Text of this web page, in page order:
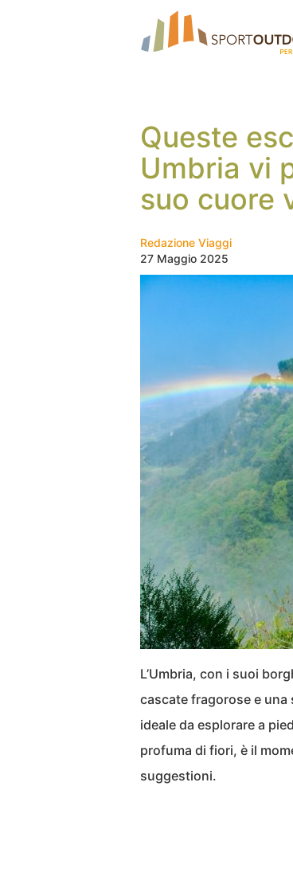
Queste
Umbria vi
suo cuore
Redazione Viaggi
27 Maggio 2025
L’Umbria, con i suoi
cascate fragorose e
ideale da esplorare a
profuma di fiori, è il
suggestioni.